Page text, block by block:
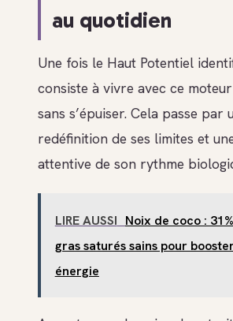
au quotidien
Une fois le Haut Potentiel
consiste à vivre avec ce
sans s’épuiser. Cela passe par
redéfinition de ses limites et
attentive de son rythme
LIRE AUSSI Noix de coco :
gras saturés sains pour
énergie